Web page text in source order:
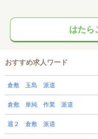
はたら
おすすめ求人ワード
倉敷 玉島 派遣
倉敷 単純 作業 派遣
週２ 倉敷 派遣